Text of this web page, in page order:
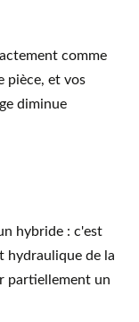
comme
pièce, et vos
diminue
hybride : c'est
hydraulique de la
partiellement un